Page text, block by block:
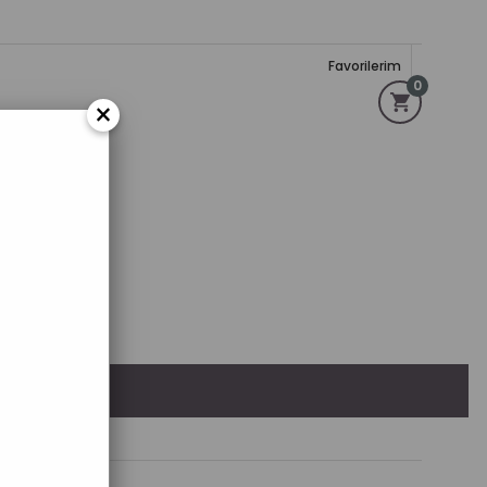
0
Favorilerim
×